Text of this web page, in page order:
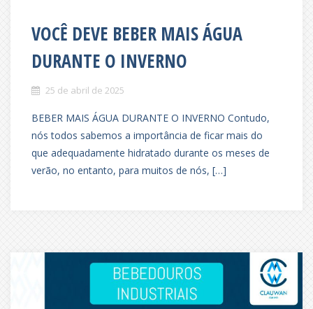
VOCÊ DEVE BEBER MAIS ÁGUA
DURANTE O INVERNO
25 de abril de 2025
BEBER MAIS ÁGUA DURANTE O INVERNO Contudo,
nós todos sabemos a importância de ficar mais do
que adequadamente hidratado durante os meses de
verão, no entanto, para muitos de nós, […]